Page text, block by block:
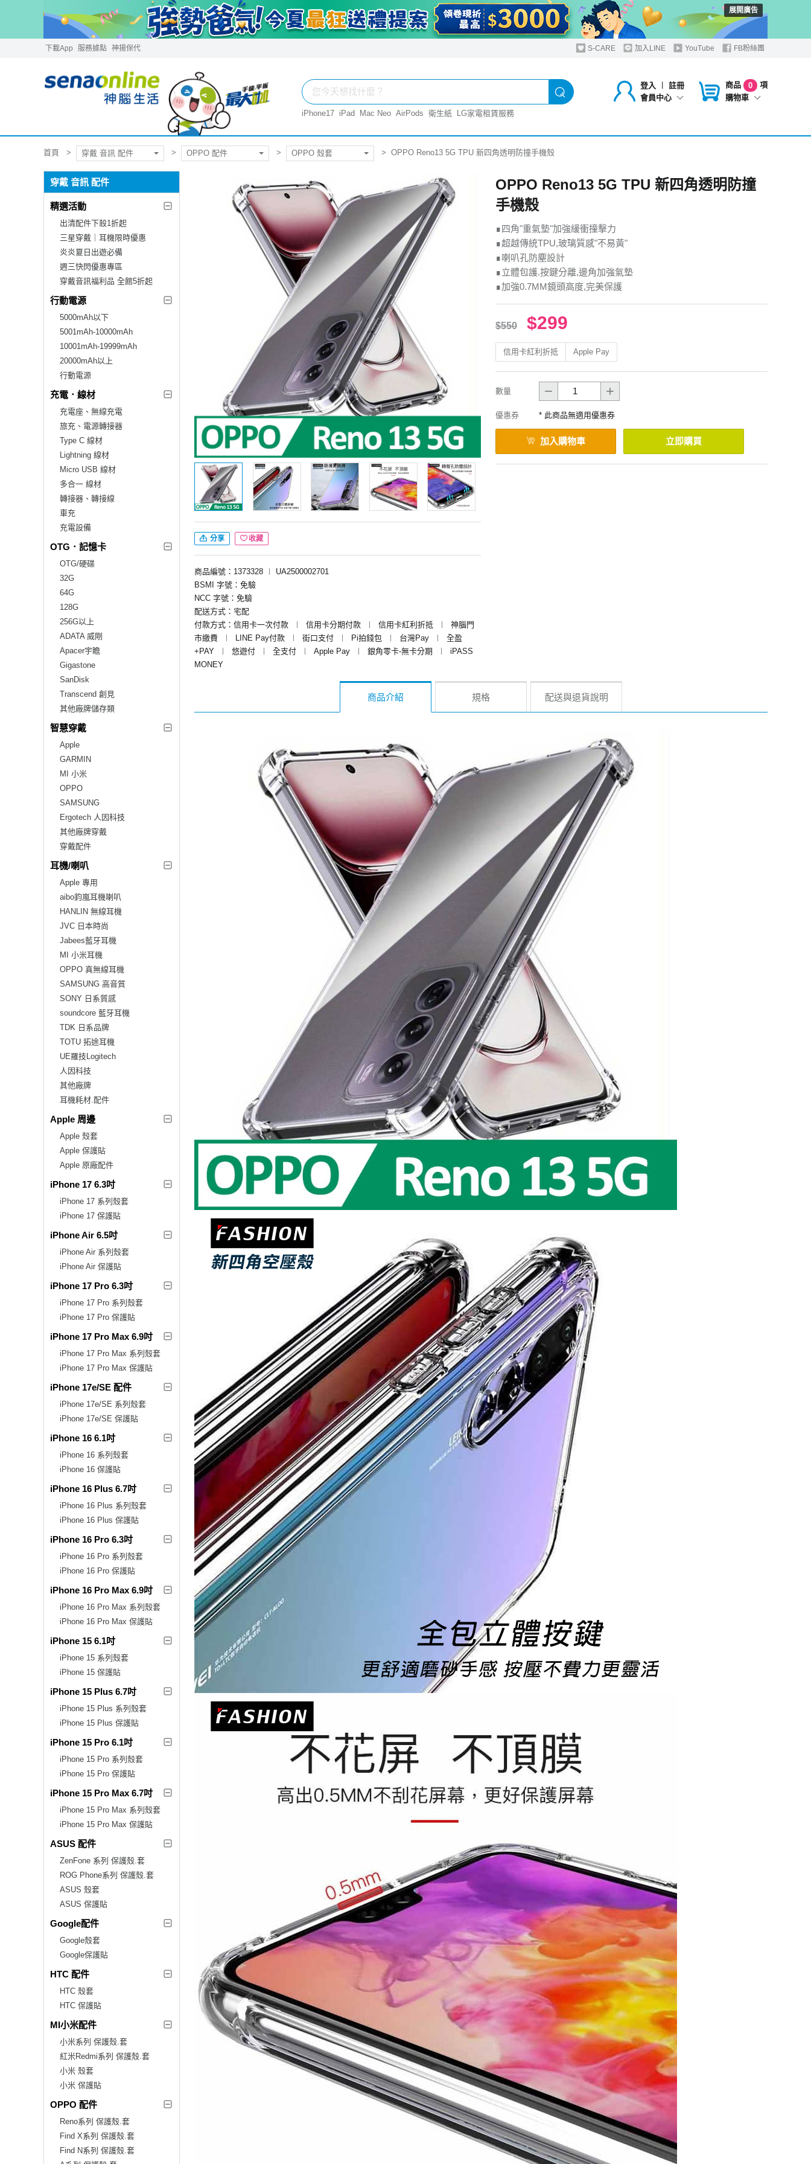
展開廣告
下載App 服務據點 神揚保代 S-CARE 加入LINE YouTube FB粉絲團
登入 ︱
註冊
會員中心
商品 0
項
購物車
iPhone17 iPad Mac Neo AirPods 衛生紙 LG家電租賃服務
首頁 穿戴 音訊 配件 OPPO 配件 OPPO 殼套 OPPO Reno13 5G TPU 新四角透明防撞手機殼
穿戴 音訊 配件
精選活動
出清配件下殺1折起
三星穿戴｜耳機限時優惠
炎炎夏日出遊必備
週三快閃優惠專區
穿戴音訊福利品 全館5折起
行動電源
5000mAh以下
5001mAh-10000mAh
10001mAh-19999mAh
20000mAh以上
行動電源
充電．線材
充電座、無線充電
旅充、電源轉接器
Type C 線材
Lightning 線材
Micro USB 線材
多合一 線材
轉接器、轉接線
車充
充電設備
OTG．記憶卡
OTG/硬碟
32G
64G
128G
256G以上
ADATA 威剛
Apacer宇瞻
Gigastone
SanDisk
Transcend 創見
其他廠牌儲存類
智慧穿戴
Apple
GARMIN
MI 小米
OPPO
SAMSUNG
Ergotech 人因科技
其他廠牌穿戴
穿戴配件
耳機/喇叭
Apple 專用
aibo鈞嵐耳機喇叭
HANLIN 無線耳機
JVC 日本時尚
Jabees藍牙耳機
MI 小米耳機
OPPO 真無線耳機
SAMSUNG 高音質
SONY 日系質感
soundcore 藍牙耳機
TDK 日系品牌
TOTU 拓途耳機
UE羅技Logitech
人因科技
其他廠牌
耳機耗材.配件
Apple 周邊
Apple 殼套
Apple 保護貼
Apple 原廠配件
iPhone 17 6.3吋
iPhone 17 系列殼套
iPhone 17 保護貼
iPhone Air 6.5吋
iPhone Air 系列殼套
iPhone Air 保護貼
iPhone 17 Pro 6.3吋
iPhone 17 Pro 系列殼套
iPhone 17 Pro 保護貼
iPhone 17 Pro Max 6.9吋
iPhone 17 Pro Max 系列殼套
iPhone 17 Pro Max 保護貼
iPhone 17e/SE 配件
iPhone 17e/SE 系列殼套
iPhone 17e/SE 保護貼
iPhone 16 6.1吋
iPhone 16 系列殼套
iPhone 16 保護貼
iPhone 16 Plus 6.7吋
iPhone 16 Plus 系列殼套
iPhone 16 Plus 保護貼
iPhone 16 Pro 6.3吋
iPhone 16 Pro 系列殼套
iPhone 16 Pro 保護貼
iPhone 16 Pro Max 6.9吋
iPhone 16 Pro Max 系列殼套
iPhone 16 Pro Max 保護貼
iPhone 15 6.1吋
iPhone 15 系列殼套
iPhone 15 保護貼
iPhone 15 Plus 6.7吋
iPhone 15 Plus 系列殼套
iPhone 15 Plus 保護貼
iPhone 15 Pro 6.1吋
iPhone 15 Pro 系列殼套
iPhone 15 Pro 保護貼
iPhone 15 Pro Max 6.7吋
iPhone 15 Pro Max 系列殼套
iPhone 15 Pro Max 保護貼
ASUS 配件
ZenFone 系列 保護殼.套
ROG Phone系列 保護殼.套
ASUS 殼套
ASUS 保護貼
Google配件
Google殼套
Google保護貼
HTC 配件
HTC 殼套
HTC 保護貼
MI小米配件
小米系列 保護殼.套
紅米Redmi系列 保護殼.套
小米 殼套
小米 保護貼
OPPO 配件
Reno系列 保護殼.套
Find X系列 保護殼.套
Find N系列 保護殼.套
分享 收藏
商品編號：1373328 ︱
UA2500002701
BSMI 字號：免驗
NCC 字號：免驗
配送方式：宅配
付款方式：信用卡一次付款
︱ 信用卡分期付款 ︱ 信用卡紅利折抵 ︱
神腦門
市繳費
︱ LINE Pay付款 ︱ 街口支付 ︱ Pi拍錢包 ︱ 台灣Pay ︱
全盈
+PAY
︱ 悠遊付 ︱ 全支付 ︱ Apple Pay ︱ 銀角零卡-無卡分期 ︱
iPASS
MONEY
OPPO Reno13 5G TPU 新四角透明防撞
手機殼
∎四角"重氣墊"加強緩衝撞擊力
∎超越傳統TPU,玻璃質感"不易黃"
∎喇叭孔防塵設計
∎立體包護.按鍵分離,邊角加強氣墊
∎加強0.7MM鏡頭高度,完美保護
$550 $299
信用卡紅利折抵 Apple Pay
數量
優惠券 * 此商品無適用優惠券
加入購物車 立即購買
商品介紹 規格 配送與退貨說明